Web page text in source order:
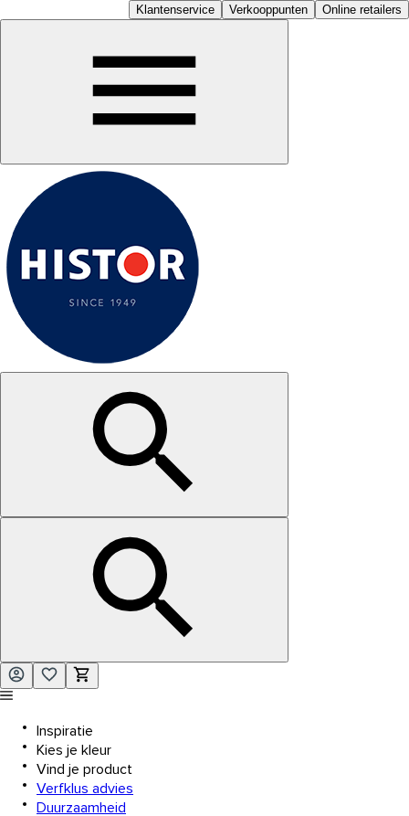
Klantenservice Verkooppunten Online retailers
Inspiratie
Kies je kleur
Vind je product
Verfklus advies
Duurzaamheid